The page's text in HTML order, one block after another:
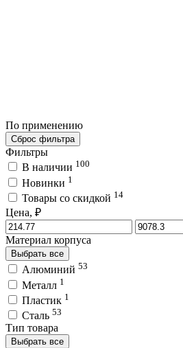
По применению
Сброс фильтра
Фильтры
В наличии 100
Новинки 1
Товары со скидкой 14
Цена, ₽
Материал корпуса
Выбрать все
Алюминий 53
Металл 1
Пластик 1
Сталь 53
Тип товара
Выбрать все